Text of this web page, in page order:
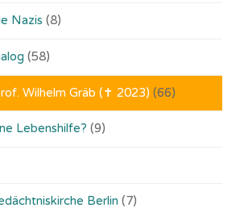
Nazis (8)
(58)
Wilhelm Gräb (✝ 2023) (66)
Lebenshilfe? (9)
Berlin (7)